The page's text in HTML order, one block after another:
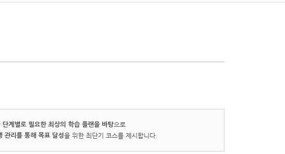
단계별로 필요한 최상의 학습 플랜을 바탕으로
관리를 통해 목표 달성을 위한 최단기 코스를 제시합니다.